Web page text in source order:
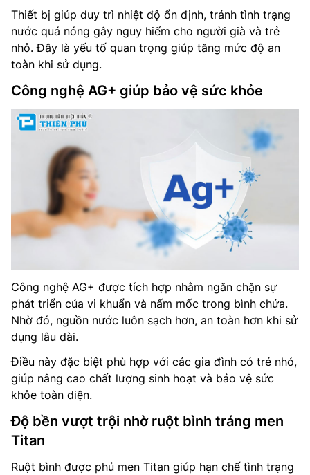
Thiết bị giúp duy trì nhiệt độ ổn định, tránh tình trạng
nước quá nóng gây nguy hiểm cho người già và trẻ
nhỏ. Đây là yếu tố quan trọng giúp tăng mức độ an
toàn khi sử dụng.
Công nghệ AG+ giúp bảo vệ sức khỏe
Công nghệ AG+ được tích hợp nhằm ngăn chặn sự
phát triển của vi khuẩn và nấm mốc trong bình chứa.
Nhờ đó, nguồn nước luôn sạch hơn, an toàn hơn khi sử
dụng lâu dài.
Điều này đặc biệt phù hợp với các gia đình có trẻ nhỏ,
giúp nâng cao chất lượng sinh hoạt và bảo vệ sức
khỏe toàn diện.
Độ bền vượt trội nhờ ruột bình tráng men
Titan
Ruột bình được phủ men Titan giúp hạn chế tình trạng